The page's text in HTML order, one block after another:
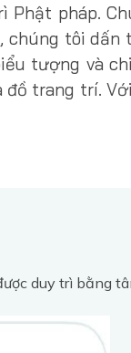
Phật pháp.
tôi
tượng và
trang trí.
duy trì bằng